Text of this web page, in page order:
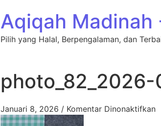
Aqiqah
Pilih yang Halal, Berpengalaman, dan
Januari 8, 2026 / Komentar Dinonaktifkan